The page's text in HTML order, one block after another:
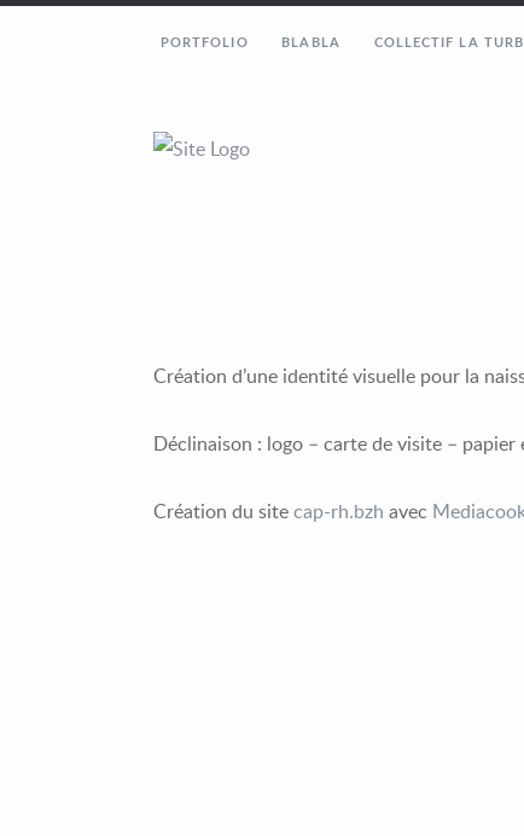
PORTFOLIO BLABLA COLLECTIF LA
Création d’une identité visuelle pour la
Déclinaison : logo – carte de visite –
Création du sitecap-rh.bzh avec